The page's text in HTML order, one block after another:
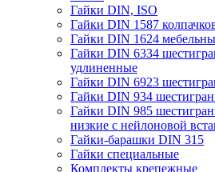
Гайки DIN, ISO
Гайки DIN 1587
Гайки DIN 1624
Гайки DIN 6334
удлиненные
Гайки DIN 6923
Гайки DIN 934
Гайки DIN 985
низкие с нейлоновой
Гайки-барашки DIN 315
Гайки специальные
Комплекты крепежные